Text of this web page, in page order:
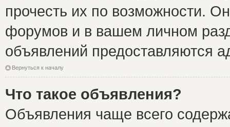
прочесть их по возможности.
форумов и в вашем личном
объявлений предоставляются
Вернуться к началу
Что такое объявления?
Объявления чаще всего